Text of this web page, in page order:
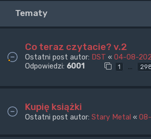
Tematy
Co teraz czytacie? v.2
Ostatni post autor: DST « 04-08-
Odpowiedzi: 6001 1 …
Kupię książki
Ostatni post autor: Stary Metal «